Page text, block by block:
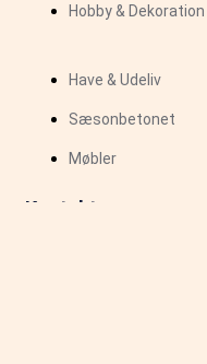
Hobby & Dekoration
Have & Udeliv
Sæsonbetonet
Møbler
Kontakt